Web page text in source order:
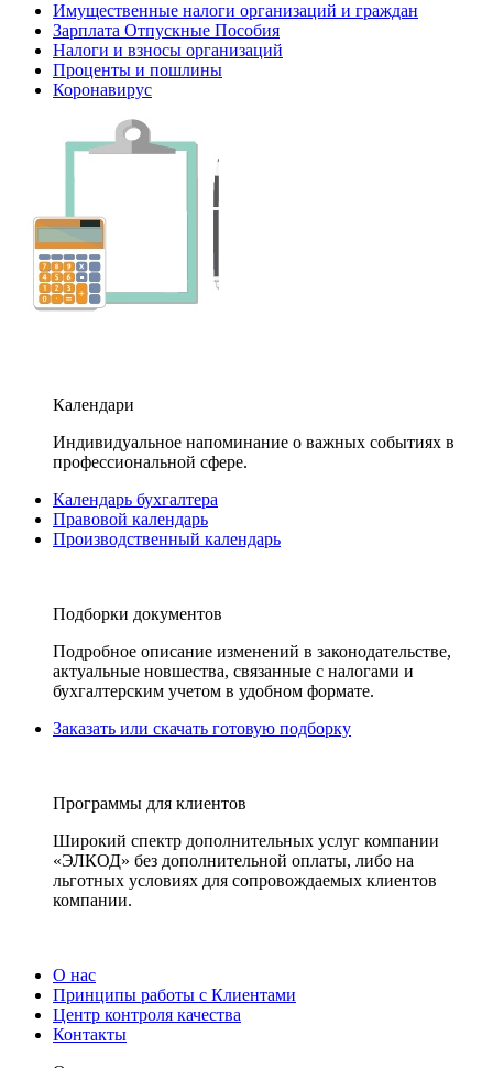
Имущественные налоги организаций и граждан
Зарплата Отпускные Пособия
Налоги и взносы организаций
Проценты и пошлины
Коронавирус
Календари
Индивидуальное напоминание о важных событиях в
профессиональной сфере.
Календарь бухгалтера
Правовой календарь
Производственный календарь
Подборки документов
Подробное описание изменений в законодательстве,
актуальные новшества, связанные с налогами и
бухгалтерским учетом в удобном формате.
Заказать или скачать готовую подборку
Программы для клиентов
Широкий спектр дополнительных услуг компании
«ЭЛКОД» без дополнительной оплаты, либо на
льготных условиях для сопровождаемых клиентов
компании.
О нас
Принципы работы с Клиентами
Центр контроля качества
Контакты